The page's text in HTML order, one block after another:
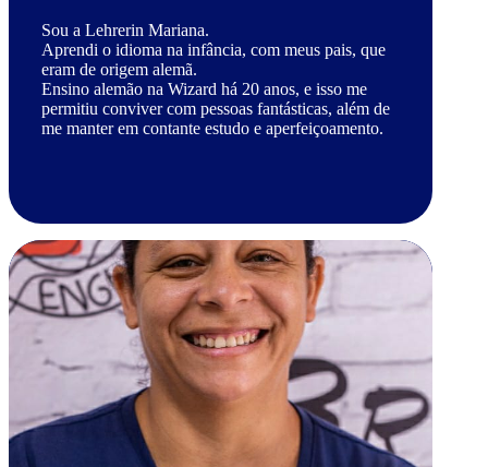
Sou a Lehrerin Mariana.
Aprendi o idioma na infância, com meus pais, que
eram de origem alemã.
Ensino alemão na Wizard há 20 anos, e isso me
permitiu conviver com pessoas fantásticas, além de
me manter em contante estudo e aperfeiçoamento.